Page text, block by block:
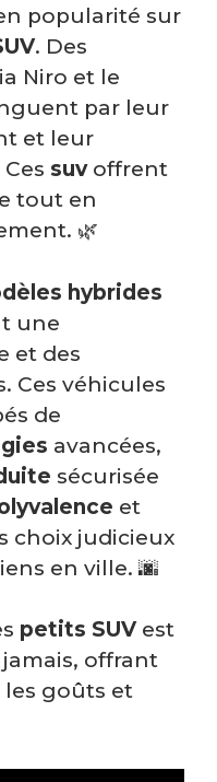
popularité sur
. Des
Niro et le
par leur
et leur
suvoffrent
tout en
🌿
hybrides
une
et des
Ces véhicules
de
avancées,
sécurisée
et
choix judicieux
en ville. 🌆
petits SUVest
offrant
goûts et